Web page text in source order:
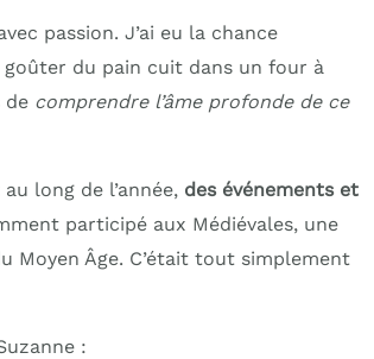
passion. J’ai eu la chance
goûter du pain cuit dans un four à
de comprendre l’âme profonde de ce
long de l’année, des événements et
participé aux Médiévales, une
Moyen Âge. C’était tout simplement
: